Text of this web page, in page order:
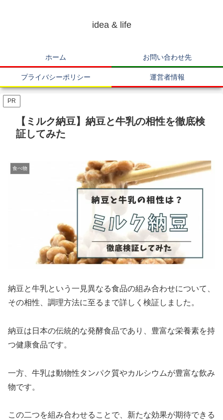
idea & life
ホーム お問い合わせ先
プライバシーポリシー 運営者情報
PR
【ミルク納豆】納豆と牛乳の相性を徹底検
証してみた
食べ物
納豆と牛乳という一見異なる食品の組み合わせについて、
その相性、調理方法に至るまで詳しく検証しました。
納豆は日本の伝統的な発酵食品であり、豊富な栄養素を持
つ健康食品です。
一方、牛乳は動物性タンパク質やカルシウムが豊富な飲み
物です。
この二つを組み合わせることで、新たな効果が期待できる